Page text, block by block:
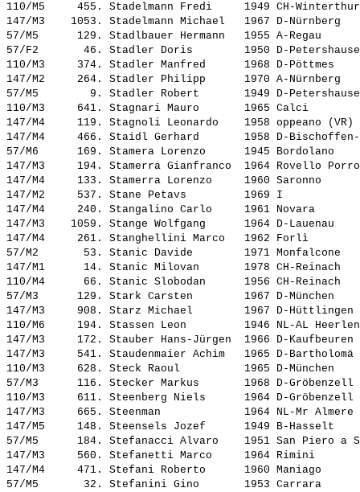
110/M5     455. Stadelmann Fredi
1949 CH-
147/M3    1053. Stadelmann Michael
1967 D-
57/M5      129. Stadlbauer Hermann
1955 A-
57/F2       46. Stadler Doris
1950 D-
110/M3     374. Stadler Manfred
1968 D-
147/M2     264. Stadler Philipp
1970 A-
57/M5        9. Stadler Robert
1949 D-
110/M3     641. Stagnari Mauro
1965 Calci
147/M4     119. Stagnoli Leonardo
1958 oppeano
147/M4     466. Staidl Gerhard
1958 D-
57/M6      169. Stamera Lorenzo
1945
147/M3     194. Stamerra Gianfranco
1964 Rovello
147/M4     133. Stamerra Lorenzo
1960 Saronno
147/M2     537. Stane Petavs
1969 I
147/M4     240. Stangalino Carlo
1961 Novara
147/M3    1059. Stange Wolfgang
1964 D-
147/M4     261. Stanghellini Marco
1962 Forlì
57/M2       53. Stanic Davide
1971
147/M1      14. Stanic Milovan
1978 CH-
110/M4      66. Stanic Slobodan
1956 CH-
57/M3      129. Stark Carsten
1967 D-
147/M3     908. Starz Michael
1967 D-
110/M6     194. Stassen Leon
1946 NL-AL
147/M3     172. Stauber Hans-Jürgen
1966 D-
147/M3     541. Staudenmaier Achim
1965 D-
110/M3     628. Steck Raoul
1965 D-
57/M3      116. Stecker Markus
1968 D-
110/M3     611. Steenberg Niels
1964 D-
147/M3     665. Steenman
1964 NL-Mr
147/M5     148. Steensels Jozef
1949 B-Hasselt
57/M5      184. Stefanacci Alvaro
1951 San Piero
147/M3     560. Stefanetti Marco
1964 Rimini
147/M4     471. Stefani Roberto
1960 Maniago
57/M5       32. Stefanini Gino
1953 Carrara